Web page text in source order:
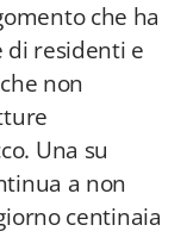
che ha
di residenti e
non
Una su
a non
centinaia